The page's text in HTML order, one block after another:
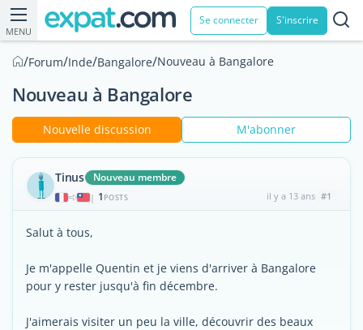
MENU
Se connecter S'inscrire
/Forum/Inde/Bangalore/Nouveau à Bangalore
Nouveau à Bangalore
Nouvelle discussion M'abonner
Tinus Nouveau membre
| 1 POSTS il y a 13 ans #1
Salut à tous,
Je m'appelle Quentin et je viens d'arriver à Bangalore
pour y rester jusqu'à fin décembre.
J'aimerais visiter un peu la ville, découvrir des beaux